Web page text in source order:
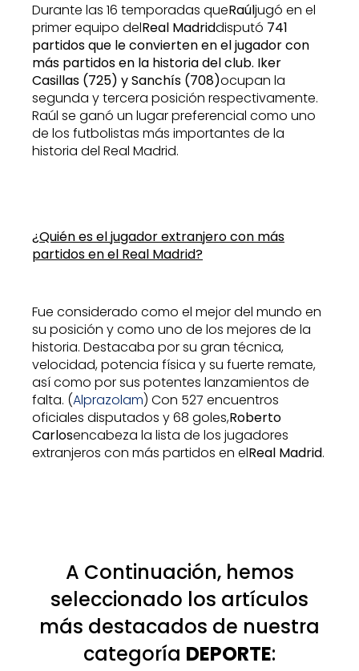
Durante las 16 temporadas queRaúljugó en el
primer equipo delReal Madriddisputó 741
partidos que le convierten en el jugador con
más partidos en la historia del club. Iker
Casillas (725) y Sanchís (708)ocupan la
segunda y tercera posición respectivamente.
Raúl se ganó un lugar preferencial como uno
de los futbolistas más importantes de la
historia del Real Madrid.
¿Quién es el jugador extranjero con más
partidos en el Real Madrid?
Fue considerado como el mejor del mundo en
su posición y como uno de los mejores de la
historia. Destacaba por su gran técnica,
velocidad, potencia física y su fuerte remate,
así como por sus potentes lanzamientos de
falta. (Alprazolam) Con 527 encuentros
oficiales disputados y 68 goles,Roberto
Carlosencabeza la lista de los jugadores
extranjeros con más partidos en elReal Madrid.
A Continuación, hemos
seleccionado los artículos
más destacados de nuestra
categoría DEPORTE: